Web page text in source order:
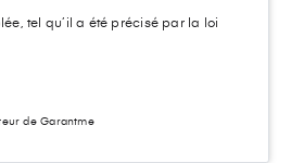
tel qu’il a été précisé par la loi
de Garantme